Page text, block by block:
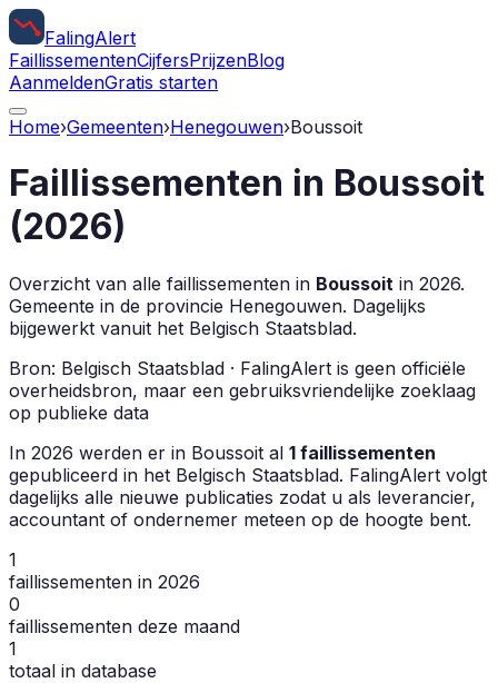
FalingAlert
FaillissementenCijfersPrijzenBlog
AanmeldenGratis starten
Home›Gemeenten›Henegouwen›Boussoit
Faillissementen in Boussoit
(2026)
Overzicht van alle faillissementen in Boussoit in 2026.
Gemeente in de provincie Henegouwen. Dagelijks
bijgewerkt vanuit het Belgisch Staatsblad.
Bron: Belgisch Staatsblad · FalingAlert is geen officiële
overheidsbron, maar een gebruiksvriendelijke zoeklaag
op publieke data
In 2026 werden er in Boussoit al 1 faillissementen
gepubliceerd in het Belgisch Staatsblad. FalingAlert volgt
dagelijks alle nieuwe publicaties zodat u als leverancier,
accountant of ondernemer meteen op de hoogte bent.
1
faillissementen in 2026
0
faillissementen deze maand
1
totaal in database